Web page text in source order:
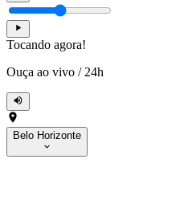
Tocando agora!
Ouça ao vivo / 24h
Belo Horizonte